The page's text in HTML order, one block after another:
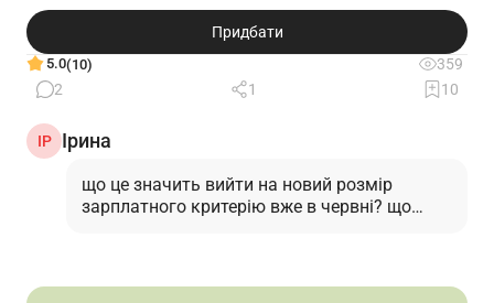
Придбати
5.0(10)
359
2
1 10
ІР Ірина
що це значить вийти на новий розмір
зарплатного критерію вже в червні? що